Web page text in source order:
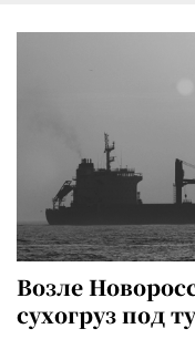
Возле
сухогруз под